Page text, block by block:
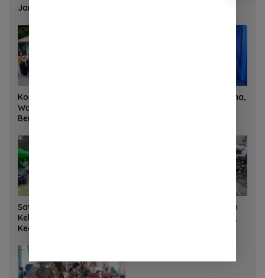
Jam
Korem 132/Tadulako dan
Warga Gotong Royong
Bersihkan Gedung Juang
Sinergi Kementrans-Aruna,
Satgas Yonif 645 GTY Pos
Kelila Laksanakan
Kegiatan Teritorial
Tokoh Adat dan Lurah
Satgas Bakti TNI Bangun
Jembatan Beton di Nias,